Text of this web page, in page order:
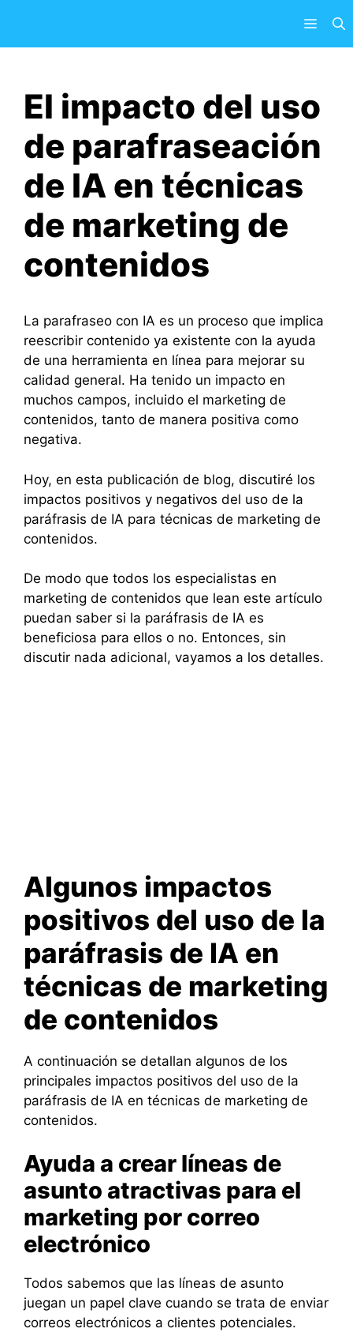
contenido
Menú
El impacto del uso
de parafraseación
de IA en técnicas
de marketing de
contenidos
La parafraseo con IA es un proceso que implica
reescribir contenido ya existente con la ayuda
de una herramienta en línea para mejorar su
calidad general. Ha tenido un impacto en
muchos campos, incluido el marketing de
contenidos, tanto de manera positiva como
negativa.
Hoy, en esta publicación de blog, discutiré los
impactos positivos y negativos del uso de la
paráfrasis de IA para técnicas de marketing de
contenidos.
De modo que todos los especialistas en
marketing de contenidos que lean este artículo
puedan saber si la paráfrasis de IA es
beneficiosa para ellos o no. Entonces, sin
discutir nada adicional, vayamos a los detalles.
Algunos impactos
positivos del uso de la
paráfrasis de IA en
técnicas de marketing
de contenidos
A continuación se detallan algunos de los
principales impactos positivos del uso de la
paráfrasis de IA en técnicas de marketing de
contenidos.
Ayuda a crear líneas de
asunto atractivas para el
marketing por correo
electrónico
Todos sabemos que las líneas de asunto
juegan un papel clave cuando se trata de enviar
correos electrónicos a clientes potenciales.